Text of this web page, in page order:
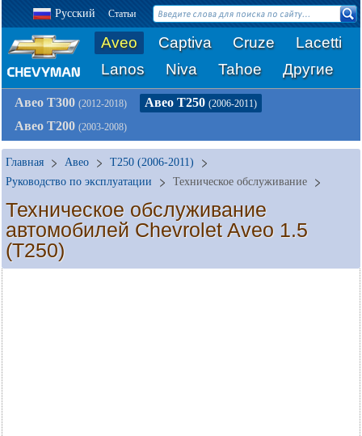
Русский Статьи
Aveo Captiva Cruze
Lacetti
Lanos
Niva Tahoe Другие
Авео Т300 (2012-2018) Авео Т250 (2006-2011)
Авео Т200 (2003-2008)
Главная Авео
T250 (2006-2011)
Руководство по эксплуатации
Техническое обслуживание
Техническое обслуживание
автомобилей Chevrolet Aveo 1.5
(T250)